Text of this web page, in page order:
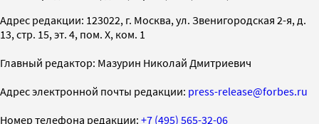
Адрес редакции: 123022, г. Москва, ул. Звенигородская 2-я, д.
13, стр. 15, эт. 4, пом. X, ком. 1
Главный редактор: Мазурин Николай Дмитриевич
Адрес электронной почты редакции: press-release@forbes.ru
Номер телефона редакции: +7 (495) 565-32-06